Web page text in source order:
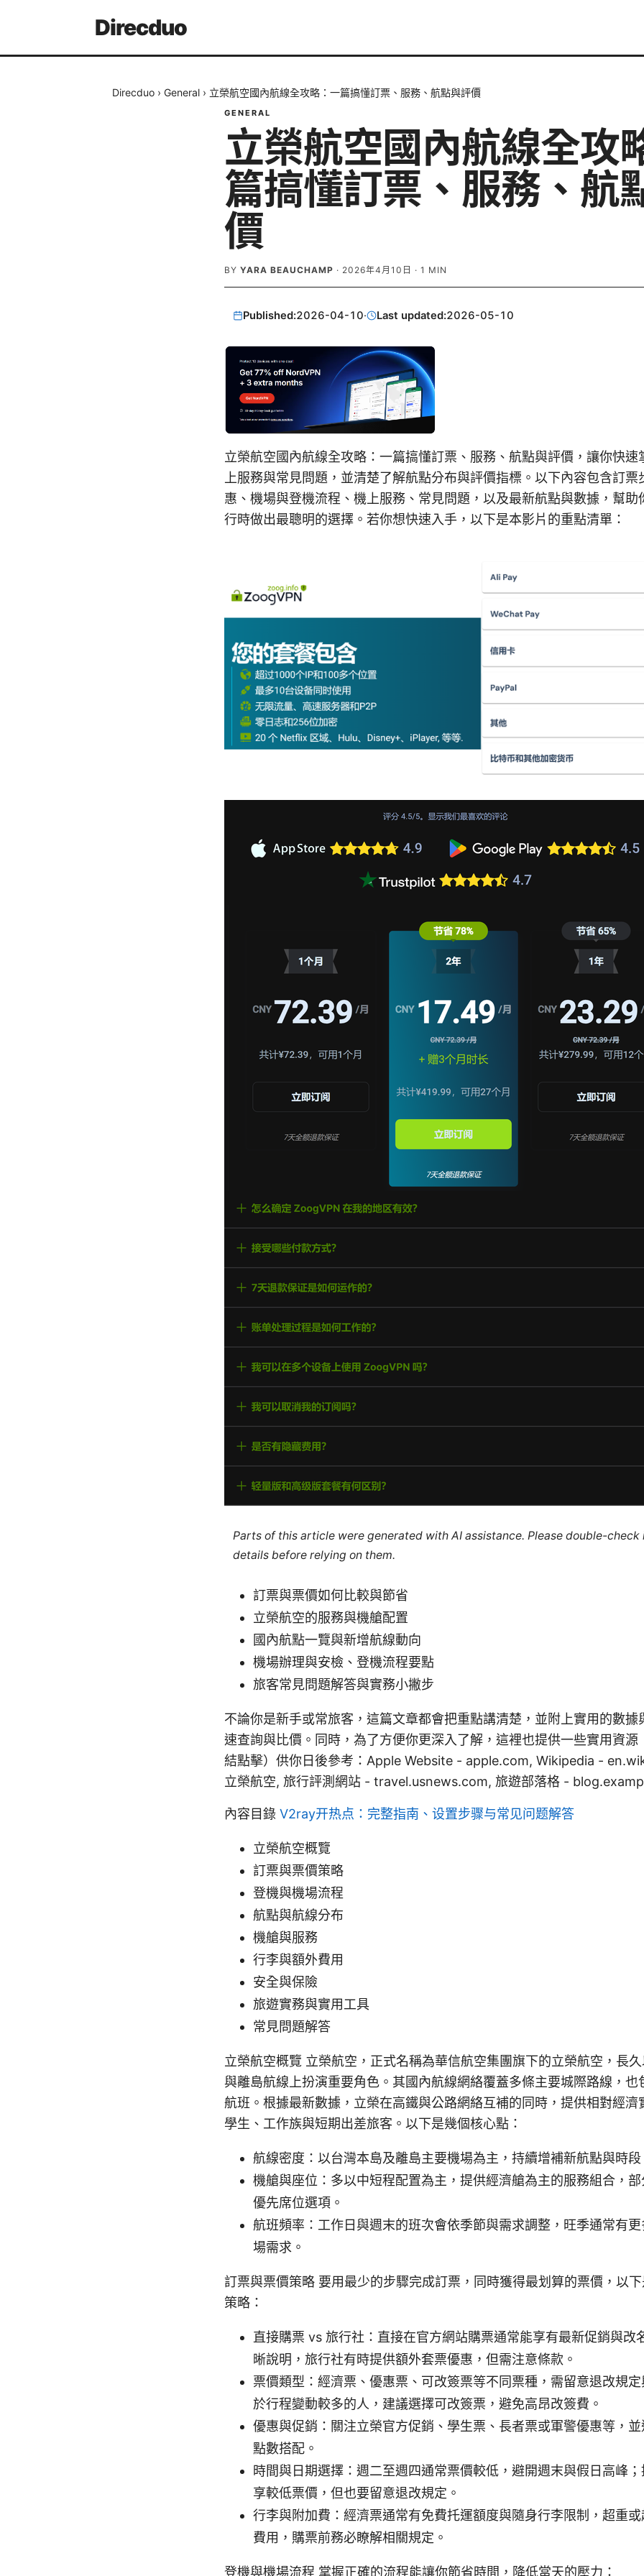
Direcduo
Direcduo › General › 立榮航空國內航線全攻略：一篇搞懂訂票、服務、航點與評價
GENERAL
立榮航空國內航線全攻
篇搞懂訂票、服務、航
價
BY YARA BEAUCHAMP · 2026年4月10日 · 1 MIN
Published:2026-04-10· Last updated:2026-05-10
立榮航空國內航線全攻略：一篇搞懂訂票、服務、航點與評價，讓你快速
上服務與常見問題，並清楚了解航點分布與評價指標。以下內容包含訂票
惠、機場與登機流程、機上服務、常見問題，以及最新航點與數據，幫助
行時做出最聰明的選擇。若你想快速入手，以下是本影片的重點清單：
Parts of this article were generated with AI assistance. Please double-
details before relying on them.
訂票與票價如何比較與節省
立榮航空的服務與機艙配置
國內航點一覽與新增航線動向
機場辦理與安檢、登機流程要點
旅客常見問題解答與實務小撇步
不論你是新手或常旅客，這篇文章都會把重點講清楚，並附上實用的數據
速查詢與比價。同時，為了方便你更深入了解，這裡也提供一些實用資源
結點擊）供你日後參考：Apple Website - apple.com, Wikipedia -
立榮航空, 旅行評測網站 - travel.usnews.com, 旅遊部落格 -
內容目錄 V2ray开热点：完整指南、设置步骤与常见问题解答
立榮航空概覽
訂票與票價策略
登機與機場流程
航點與航線分布
機艙與服務
行李與額外費用
安全與保險
旅遊實務與實用工具
常見問題解答
立榮航空概覽 立榮航空，正式名稱為華信航空集團旗下的立榮航空，長
與離島航線上扮演重要角色。其國內航線網絡覆蓋多條主要城際路線，也
航班。根據最新數據，立榮在高鐵與公路網絡互補的同時，提供相對經濟
學生、工作族與短期出差旅客。以下是幾個核心點：
航線密度：以台灣本島及離島主要機場為主，持續增補新航點與時段
機艙與座位：多以中短程配置為主，提供經濟艙為主的服務組合，
優先席位選項。
航班頻率：工作日與週末的班次會依季節與需求調整，旺季通常有
場需求。
訂票與票價策略 要用最少的步驟完成訂票，同時獲得最划算的票價，以
策略：
直接購票 vs 旅行社：直接在官方網站購票通常能享有最新促銷與改
晰說明，旅行社有時提供額外套票優惠，但需注意條款。
票價類型：經濟票、優惠票、可改簽票等不同票種，需留意退改規
於行程變動較多的人，建議選擇可改簽票，避免高昂改簽費。
優惠與促銷：關注立榮官方促銷、學生票、長者票或軍警優惠等，
點數搭配。
時間與日期選擇：週二至週四通常票價較低，避開週末與假日高峰
享較低票價，但也要留意退改規定。
行李與附加費：經濟票通常有免費托運額度與隨身行李限制，超重
費用，購票前務必瞭解相關規定。
登機與機場流程 掌握正確的流程能讓你節省時間，降低當天的壓力：